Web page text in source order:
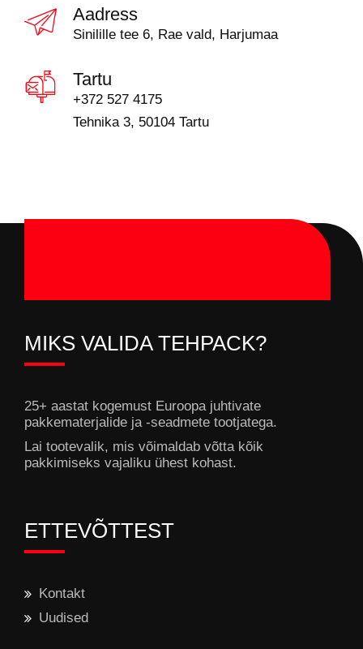
Aadress
Sinilille tee 6, Rae vald, Harjumaa
Tartu
+372 527 4175
Tehnika 3, 50104 Tartu
MIKS VALIDA TEHPACK?
25+ aastat kogemust Euroopa juhtivate
pakkematerjalide ja -seadmete tootjatega.
Lai tootevalik, mis võimaldab võtta kõik
pakkimiseks vajaliku ühest kohast.
ETTEVÕTTEST
Kontakt
Uudised